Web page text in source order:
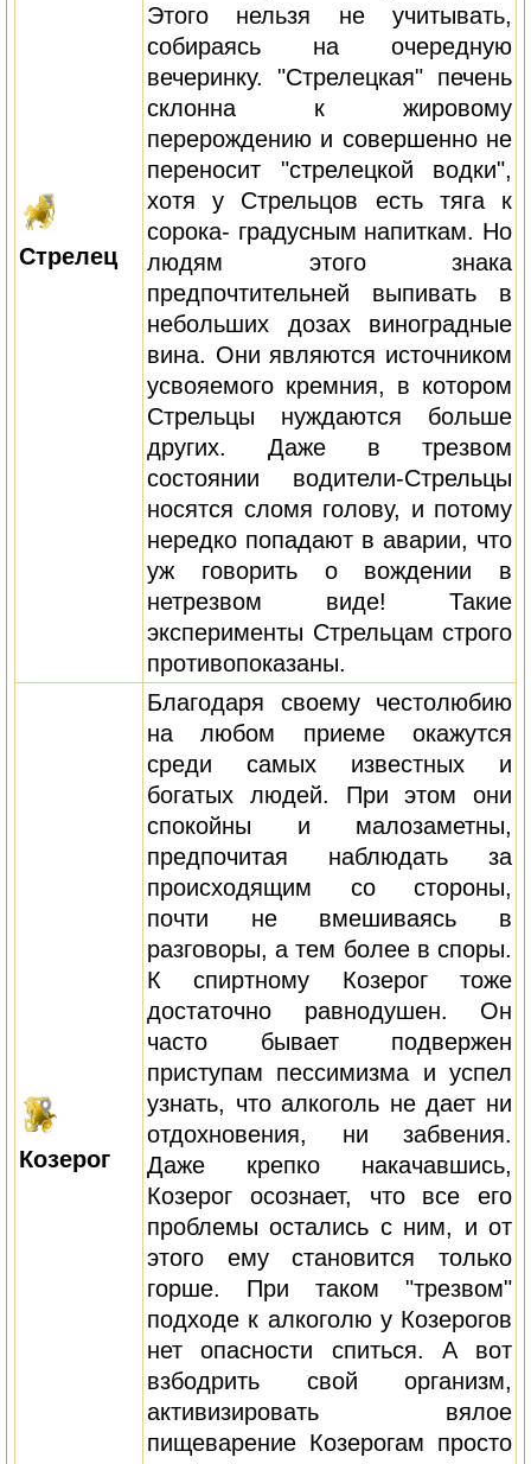
Стрелец
Этого нельзя не учитывать,
собираясь на очередную
вечеринку. "Стрелецкая" печень
склонна к жировому
перерождению и совершенно не
переносит "стрелецкой водки",
хотя у Стрельцов есть тяга к
сорока- градусным напиткам. Но
людям этого знака
предпочтительней выпивать в
небольших дозах виноградные
вина. Они являются источником
усвояемого кремния, в котором
Стрельцы нуждаются больше
других. Даже в трезвом
состоянии водители-Стрельцы
носятся сломя голову, и потому
нередко попадают в аварии, что
уж говорить о вождении в
нетрезвом виде! Такие
эксперименты Стрельцам строго
противопоказаны.
Козерог
Благодаря своему честолюбию
на любом приеме окажутся
среди самых известных и
богатых людей. При этом они
спокойны и малозаметны,
предпочитая наблюдать за
происходящим со стороны,
почти не вмешиваясь в
разговоры, а тем более в споры.
К спиртному Козерог тоже
достаточно равнодушен. Он
часто бывает подвержен
приступам пессимизма и успел
узнать, что алкоголь не дает ни
отдохновения, ни забвения.
Даже крепко накачавшись,
Козерог осознает, что все его
проблемы остались с ним, и от
этого ему становится только
горше. При таком "трезвом"
подходе к алкоголю у Козерогов
нет опасности спиться. А вот
взбодрить свой организм,
активизировать вялое
пищеварение Козерогам просто